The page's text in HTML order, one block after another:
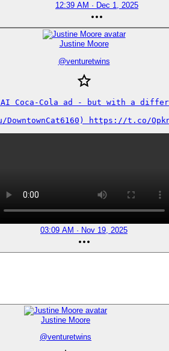
12:39 AM · Dec 1, 2025
Justine Moore
@venturetwins
AI Coca-Cola ad - but with a
DowntownCat6160) https://t.co/
03:09 AM · Nov 19, 2025
Justine Moore
@venturetwins